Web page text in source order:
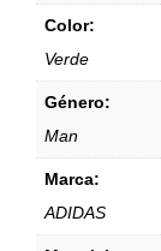
Color:
Verde
Género:
Man
Marca:
ADIDAS